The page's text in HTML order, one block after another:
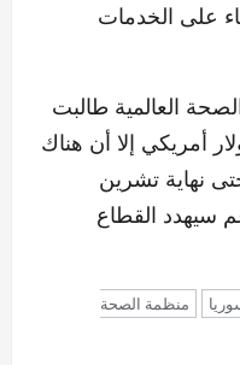
على الخدمات
العالمية طالبت
مليون دولار أمريكي إلا أن هناك
حتى نهاية تشرين
سيهدد القطاع
منظمة الصحة